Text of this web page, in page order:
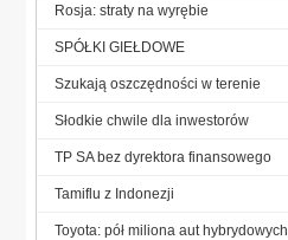
Rosja: straty na wyrębie
SPÓŁKI GIEŁDOWE
Szukają oszczędności w terenie
Słodkie chwile dla inwestorów
TP SA bez dyrektora finansowego
Tamiflu z Indonezji
Toyota: pół miliona aut hybrydowych